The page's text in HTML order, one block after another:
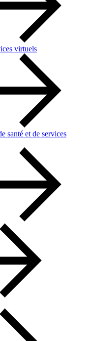
virtuels
santé et de services